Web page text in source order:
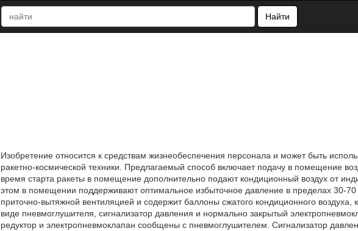
Найти
Изобретение относится к средствам жизнеобеспечения персонала и может быть
ракетно-космической техники. Предлагаемый способ включает подачу в помещение
время старта ракеты в помещение дополнительно подают кондиционный воздух от
этом в помещении поддерживают оптимальное избыточное давление в пределах 30-
приточно-вытяжной вентиляцией и содержит баллоны сжатого кондиционного
виде пневмоглушителя, сигнализатор давления и нормально закрытый
редуктор и электропневмоклапан сообщены с пневмоглушителем. Сигнализатор